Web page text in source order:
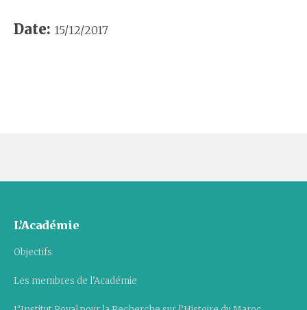
Date: 15/12/2017
L’Académie
Objectifs
Les membres de l’Académie